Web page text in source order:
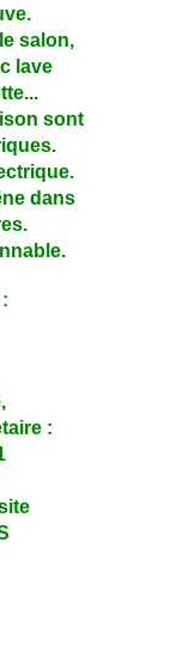
salon,
lave
sont
dans
: